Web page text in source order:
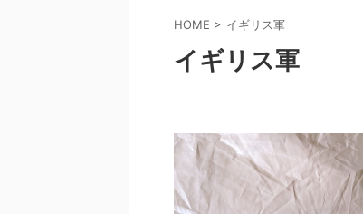
HOME > イギリス軍
イギリス軍